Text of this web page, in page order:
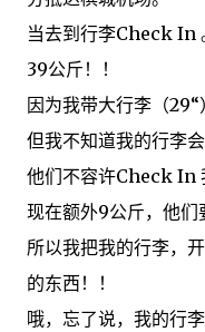
当去到 行李Check In
39公斤 ！
！
因为我带大行李 （29“）
但我不知道我的行李
他们不容许Check In
现在额外9公斤， 他们
所以我把我的行李，
的东西 ！
！
哦， 忘了说， 我的行